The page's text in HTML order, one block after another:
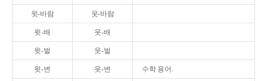
윗-바람 웃-바람
윗-배 웃-배
윗-벌 웃-벌
윗-변 웃-변 수학 용어.